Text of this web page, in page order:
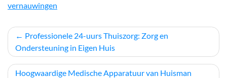
vernauwingen
Berichtnavigatie
Professionele 24-uurs Thuiszorg: Zorg en
Ondersteuning in Eigen Huis
Hoogwaardige Medische Apparatuur van Huisman